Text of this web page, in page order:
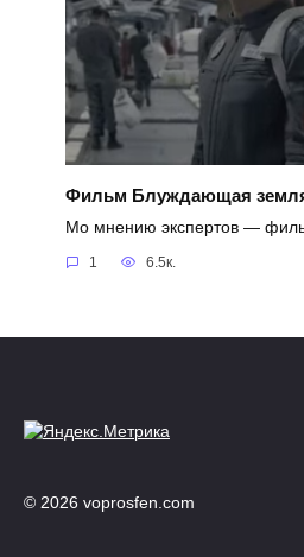
Фильм Блуждающая
Мо мнению экспертов —
1 6.5к.
© 2026 voprosfen.com